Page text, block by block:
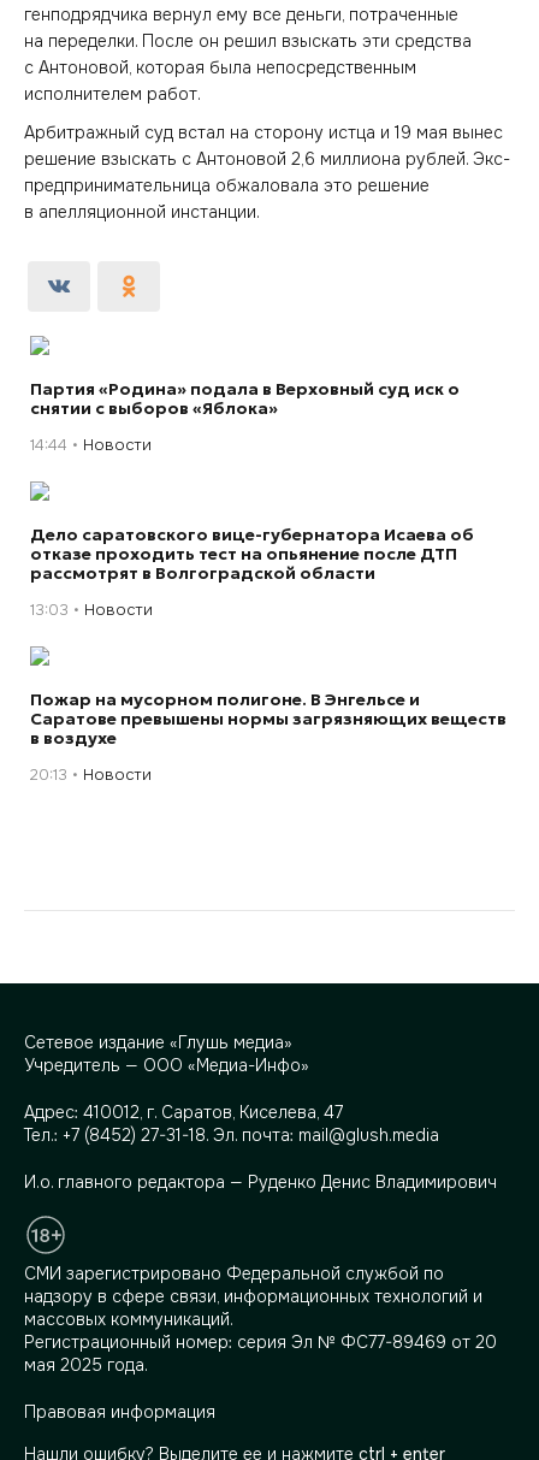
генподрядчика вернул ему все деньги, потраченные
на переделки. После он решил взыскать эти средства
с Антоновой, которая была непосредственным
исполнителем работ.
Арбитражный суд встал на сторону истца и 19 мая вынес
решение взыскать с Антоновой 2,6 миллиона рублей. Экс-
предпринимательница обжаловала это решение
в апелляционной инстанции.
Партия «Родина» подала в Верховный суд иск о
снятии с выборов «Яблока»
14:44 Новости
Дело саратовского вице-губернатора Исаева об
отказе проходить тест на опьянение после ДТП
рассмотрят в Волгоградской области
13:03 Новости
Пожар на мусорном полигоне. В Энгельсе и
Саратове превышены нормы загрязняющих веществ
в воздухе
20:13 Новости
Сетевое издание «Глушь медиа»
Учредитель — ООО «Медиа-Инфо»
Адрес: 410012, г. Саратов, Киселева, 47
Тел.: +7 (8452) 27-31-18. Эл. почта: mail@glush.media
И.о. главного редактора — Руденко Денис Владимирович
СМИ зарегистрировано Федеральной службой по
надзору в сфере связи, информационных технологий и
массовых коммуникаций.
Регистрационный номер: серия Эл № ФС77-89469 от 20
мая 2025 года.
Правовая информация
Нашли ошибку? Выделите ее и нажмите ctrl + enter